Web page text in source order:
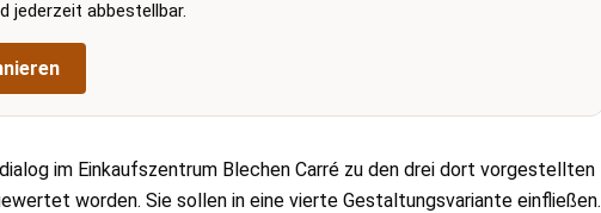
jederzeit abbestellbar.
im Einkaufszentrum Blechen Carré zu den drei dort vorgestellten
worden. Sie sollen in eine vierte Gestaltungsvariante einfließen.